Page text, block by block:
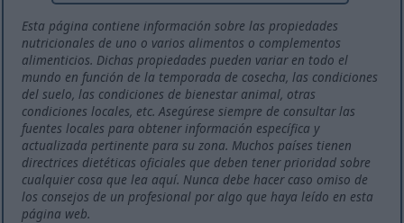
Esta página contiene información sobre las propiedades
nutricionales de uno o varios alimentos o complementos
alimenticios. Dichas propiedades pueden variar en todo el
mundo en función de la temporada de cosecha, las condiciones
del suelo, las condiciones de bienestar animal, otras
condiciones locales, etc. Asegúrese siempre de consultar las
fuentes locales para obtener información específica y
actualizada pertinente para su zona. Muchos países tienen
directrices dietéticas oficiales que deben tener prioridad sobre
cualquier cosa que lea aquí. Nunca debe hacer caso omiso de
los consejos de un profesional por algo que haya leído en esta
página web.